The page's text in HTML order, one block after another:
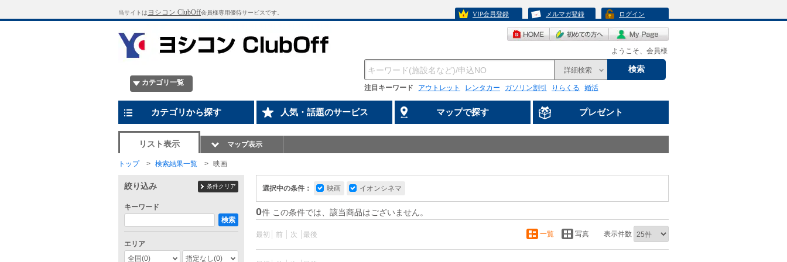
当サイトは ヨシコン ClubOff会員様専用優待サービスです。 VIP会員登録 メルマガ登録 ログイン
ようこそ、会員様
カテゴリ一覧
詳細検索 検索
注目キーワード アウトレット レンタカー ガソリン割引 りらくる 婚活
カテゴリから探す 人気・話題のサービス マップで探す プレゼント
リスト表示 マップ表示
トップ 検索結果一覧 映画
選択中の条件： 映画 イオンシネマ
0件 この条件では、該当商品はございません。
最初 前 次 最後 一覧 写真 表示件数
絞り込み 条件クリア
キーワード
検索
エリア
全国(0) 指定なし(0)